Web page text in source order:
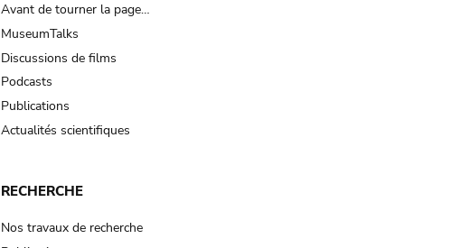
Avant de tourner la page…
MuseumTalks
Discussions de films
Podcasts
Publications
Actualités scientifiques
RECHERCHE
Nos travaux de recherche